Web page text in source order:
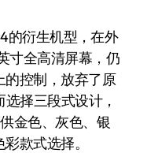
衍生机型，在外
寸全高清屏幕，仍
的控制，放弃了原
择三段式设计，
金色、灰色、银
款式选择。